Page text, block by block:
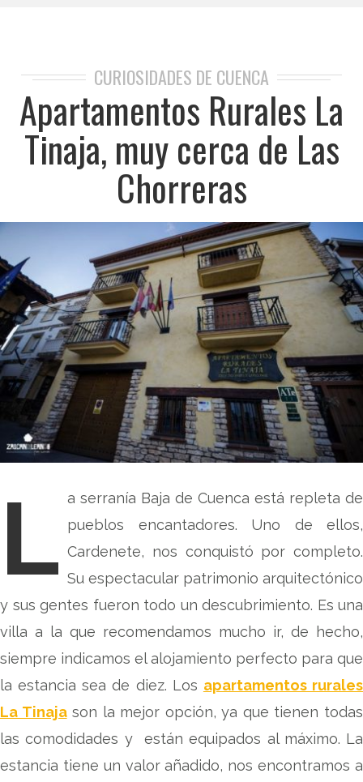
CURIOSIDADES DE CUENCA
Apartamentos Rurales La
Tinaja, muy cerca de Las
Chorreras
L a serranía Baja de Cuenca está repleta de
pueblos encantadores. Uno de ellos,
Cardenete, nos conquistó por completo.
Su espectacular patrimonio arquitectónico
y sus gentes fueron todo un descubrimiento. Es una
villa a la que recomendamos mucho ir, de hecho,
siempre indicamos el alojamiento perfecto para que
la estancia sea de diez. Los apartamentos rurales
La Tinajason la mejor opción, ya que tienen todas
las comodidades y están equipados al máximo. La
estancia tiene un valor añadido, nos encontramos a